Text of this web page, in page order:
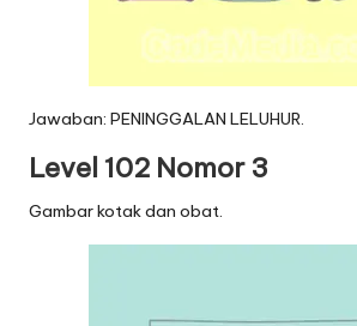
Jawaban: PENINGGALAN LELUHUR.
Level 102 Nomor 3
Gambar kotak dan obat.